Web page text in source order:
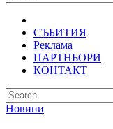
СЪБИТИЯ
Реклама
ПАРТНЬОРИ
КОНТАКТ
Новини